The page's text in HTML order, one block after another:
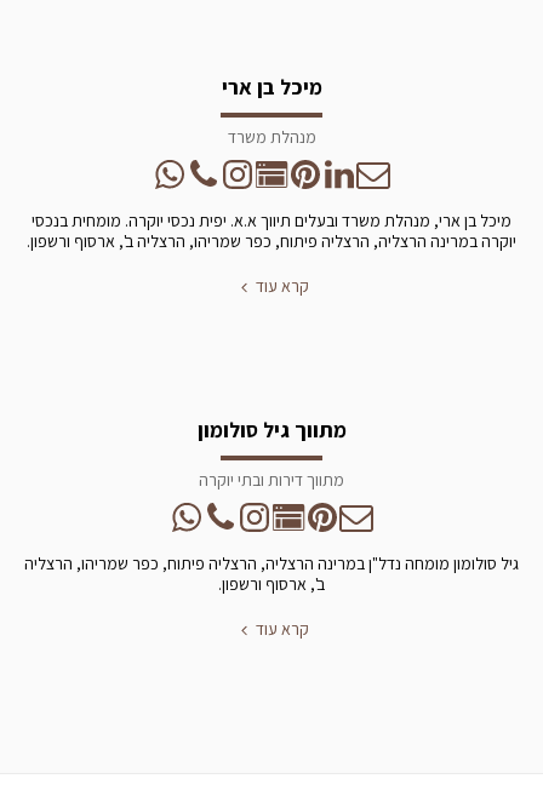
מיכל בן ארי
מנהלת משרד
מיכל בן ארי, מנהלת משרד ובעלים תיווך א.א. יפית נכסי יוקרה. מומחית בנכסי
יוקרה במרינה הרצליה, הרצליה פיתוח, כפר שמריהו, הרצליה ב', ארסוף ורשפון.
קרא עוד
מתווך גיל סולומון
מתווך דירות ובתי יוקרה
גיל סולומון מומחה נדל"ן במרינה הרצליה, הרצליה פיתוח, כפר שמריהו, הרצליה
ב', ארסוף ורשפון.
קרא עוד